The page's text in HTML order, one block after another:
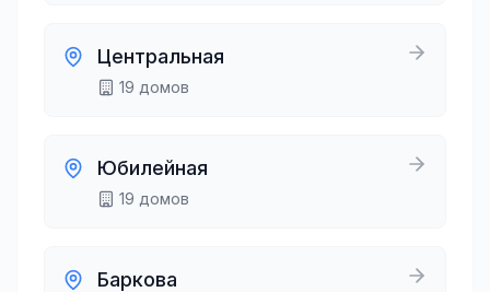
Центральная
19 домов
Юбилейная
19 домов
Баркова